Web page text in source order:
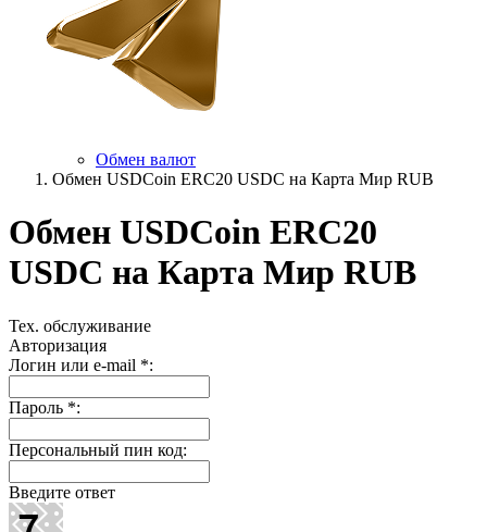
Обмен валют
Обмен USDCoin ERC20 USDC на Карта Мир RUB
Обмен USDCoin ERC20
USDC на Карта Мир RUB
Тех. обслуживание
Авторизация
Логин или e-mail *:
Пароль *:
Персональный пин код:
Введите ответ